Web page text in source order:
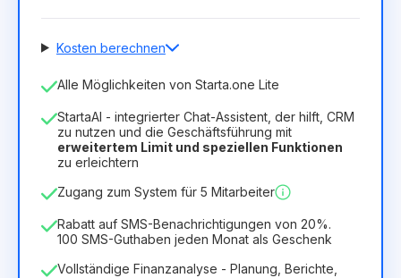
Kosten berechnen
Anzahl der Mitarbeiter
Dauer der Lizenz
12 Months(Rabatt -25%) Vorteilhaft
8.99€ 6.29€ /Monat
Alle Möglichkeiten von Starta.one Lite
StartaAI - integrierter Chat-Assistent, der hilft, CRM
zu nutzen und die Geschäftsführung mit
erweitertem Limit und speziellen Funktionen
zu erleichtern
Zugang zum System für 5 Mitarbeiter
Rabatt auf SMS-Benachrichtigungen von 20%.
100 SMS-Guthaben jeden Monat als Geschenk
Vollständige Finanzanalyse - Planung, Berichte,